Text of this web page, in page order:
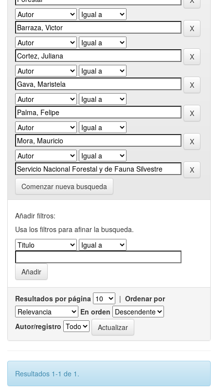
Comenzar nueva busqueda
Añadir filtros:
Usa los filtros para afinar la busqueda.
Resultados por página | Ordenar por
En orden
Autor/registro
Resultados 1-1 de 1.